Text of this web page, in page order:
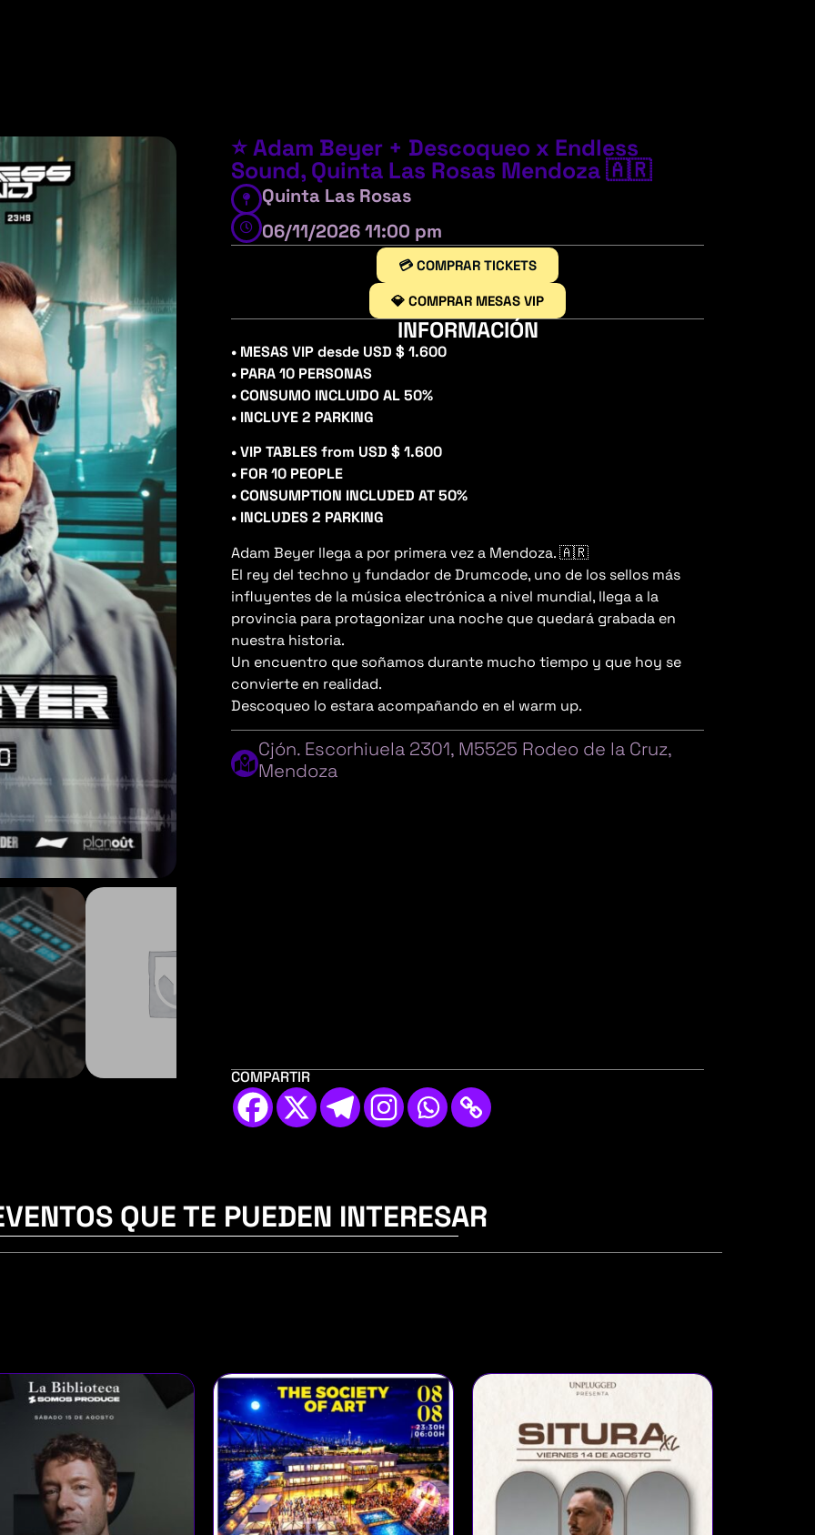
⭐ Adam Beyer + Descoqueo x Endless
Sound, Quinta Las Rosas Mendoza 🇦🇷
Quinta Las Rosas
06/11/2026 11:00 pm
💳 COMPRAR TICKETS
💎 COMPRAR MESAS VIP
INFORMACIÓN
• MESAS VIP desde USD $ 1.600
• PARA 10 PERSONAS
• CONSUMO INCLUIDO AL 50%
• INCLUYE 2 PARKING
• VIP TABLES from USD $ 1.600
• FOR 10 PEOPLE
• CONSUMPTION INCLUDED AT 50%
• INCLUDES 2 PARKING
Adam Beyer llega a por primera vez a Mendoza. 🇦🇷
El rey del techno y fundador de Drumcode, uno de los sellos más
influyentes de la música electrónica a nivel mundial, llega a la
provincia para protagonizar una noche que quedará grabada en
nuestra historia.
Un encuentro que soñamos durante mucho tiempo y que hoy se
convierte en realidad.
Descoqueo lo estara acompañando en el warm up.
Cjón. Escorhiuela 2301, M5525 Rodeo de la Cruz,
Mendoza
COMPARTIR
QUE TE PUEDEN INTERESAR